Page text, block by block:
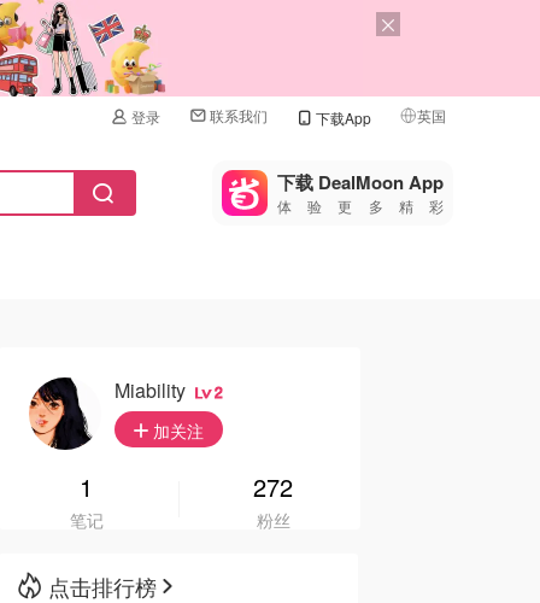
登录 联系我们 下载App 英国
🇺🇸
🇨🇳 中国
🇮🇹
🇦🇺
下载 DealMoon App
体验更多精彩
Miability 2
加关注
1
笔记
272
粉丝
点击排行榜